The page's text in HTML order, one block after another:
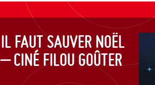
IL FAUT SAUVER NOËL
– CINÉ FILOU GOÛTER